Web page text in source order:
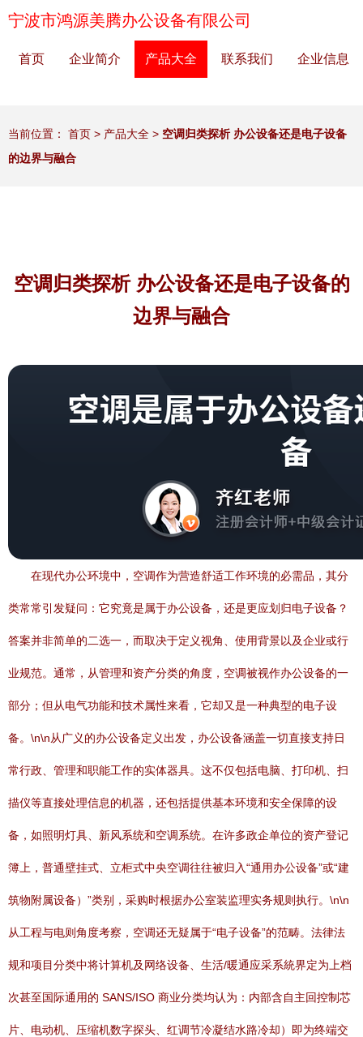
宁波市鸿源美腾办公设备有限公司
首页 企业简介 产品大全 联系我们 企业信息
当前位置： 首页 > 产品大全 > 空调归类探析 办公设备还是电子设备
的边界与融合
空调归类探析 办公设备还是电子设备的
边界与融合
在现代办公环境中，空调作为营造舒适工作环境的必需品，其分
类常常引发疑问：它究竟是属于办公设备，还是更应划归电子设备？
答案并非简单的二选一，而取决于定义视角、使用背景以及企业或行
业规范。通常，从管理和资产分类的角度，空调被视作办公设备的一
部分；但从电气功能和技术属性来看，它却又是一种典型的电子设
备。\n\n从广义的办公设备定义出发，办公设备涵盖一切直接支持日
常行政、管理和职能工作的实体器具。这不仅包括电脑、打印机、扫
描仪等直接处理信息的机器，还包括提供基本环境和安全保障的设
备，如照明灯具、新风系统和空调系统。在许多政企单位的资产登记
簿上，普通壁挂式、立柜式中央空调往往被归入“通用办公设备”或“建
筑物附属设备）”类别，采购时根据办公室装监理实务规则执行。\n\n
从工程与电则角度考察，空调还无疑属于“电子设备”的范畴。法律法
规和项目分类中将计算机及网络设备、生活/暖通应采系統界定为上档
次甚至国际通用的 SANS/ISO 商业分类均认为：内部含自主回控制芯
片、电动机、压缩机数字探头、红调节冷凝结水路冷却）即为终端交